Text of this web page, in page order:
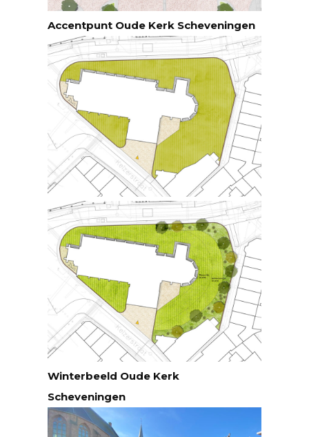
Accentpunt Oude Kerk Scheveningen
Winterbeeld Oude Kerk
Scheveningen